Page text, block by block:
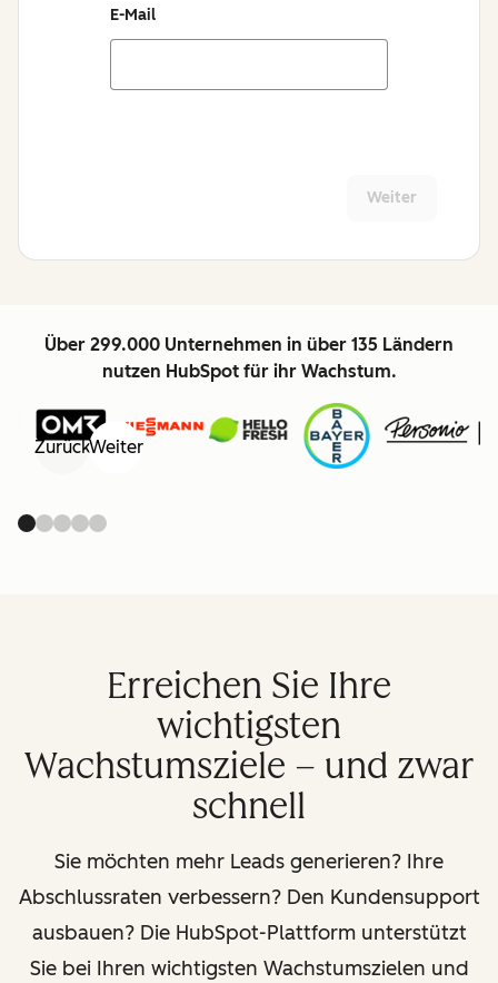
E-Mail
Weiter
Über 299.000 Unternehmen in über 135 Ländern
nutzen HubSpot für ihr Wachstum.
ZurückWeiter
Erreichen Sie Ihre
wichtigsten
Wachstumsziele – und zwar
schnell
Sie möchten mehr Leads generieren? Ihre
Abschlussraten verbessern? Den Kundensupport
ausbauen? Die HubSpot-Plattform unterstützt
Sie bei Ihren wichtigsten Wachstumszielen und